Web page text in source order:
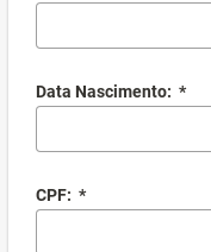
Data Nascimento: *
CPF: *